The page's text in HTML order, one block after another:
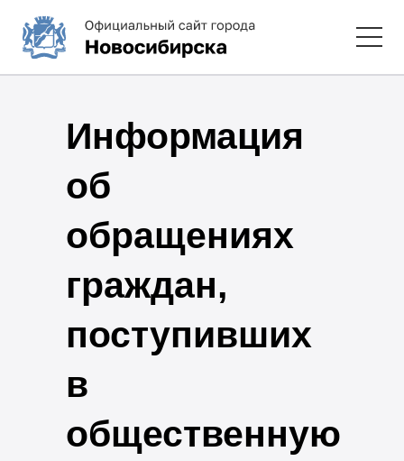
Информация
об
обращениях
граждан,
поступивших
в
общественную